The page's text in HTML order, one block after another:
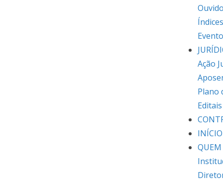
Índices
Ação
Plano
INÍCIO
QUEM